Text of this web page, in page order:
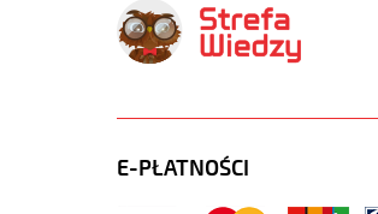
E-PŁATNOŚCI